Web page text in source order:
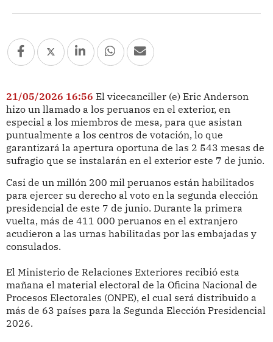
21/05/2026 16:56 El vicecanciller (e) Eric Anderson
hizo un llamado a los peruanos en el exterior, en
especial a los miembros de mesa, para que asistan
puntualmente a los centros de votación, lo que
garantizará la apertura oportuna de las 2 543 mesas de
sufragio que se instalarán en el exterior este 7 de junio.
Casi de un millón 200 mil peruanos están habilitados
para ejercer su derecho al voto en la segunda elección
presidencial de este 7 de junio. Durante la primera
vuelta, más de 411 000 peruanos en el extranjero
acudieron a las urnas habilitadas por las embajadas y
consulados.
El Ministerio de Relaciones Exteriores recibió esta
mañana el material electoral de la Oficina Nacional de
Procesos Electorales (ONPE), el cual será distribuido a
más de 63 países para la Segunda Elección Presidencial
2026.